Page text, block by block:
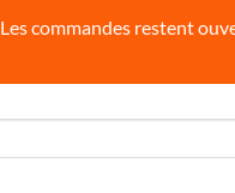
Les commandes restent